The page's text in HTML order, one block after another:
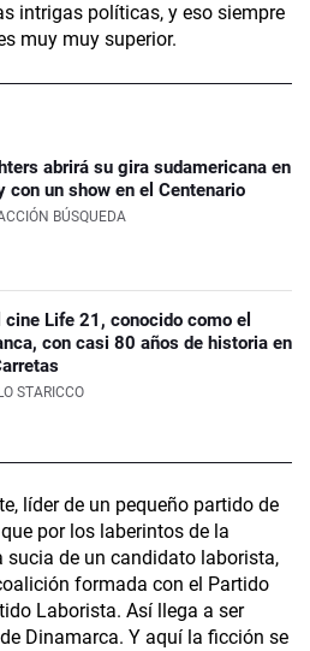
intrigas políticas, y eso siempre
muy muy superior.
abrirá su gira sudamericana en
con un show en el Centenario
BÚSQUEDA
cine Life 21, conocido como el
con casi 80 años de historia en
STARICCO
líder de un pequeño partido de
por los laberintos de la
sucia de un candidato laborista,
formada con el Partido
Laborista. Así llega a ser
Dinamarca. Y aquí la ficción se